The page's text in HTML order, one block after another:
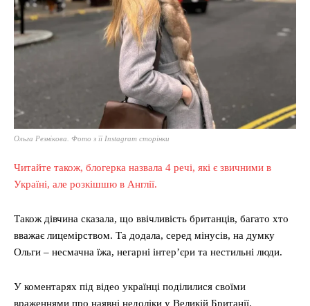
Ольга Резнікова. Фото з її Instagram сторінки
Читайте також, блогерка назвала 4 речі, які є звичними в
Україні, але розкішшю в Англії.
Також дівчина сказала, що ввічливість британців, багато хто
вважає лицемірством. Та додала, серед мінусів, на думку
Ольги – несмачна їжа, негарні інтер’єри та нестильні люди.
У коментарях під відео українці поділилися своїми
враженнями про наявні недоліки у Великій Британії.